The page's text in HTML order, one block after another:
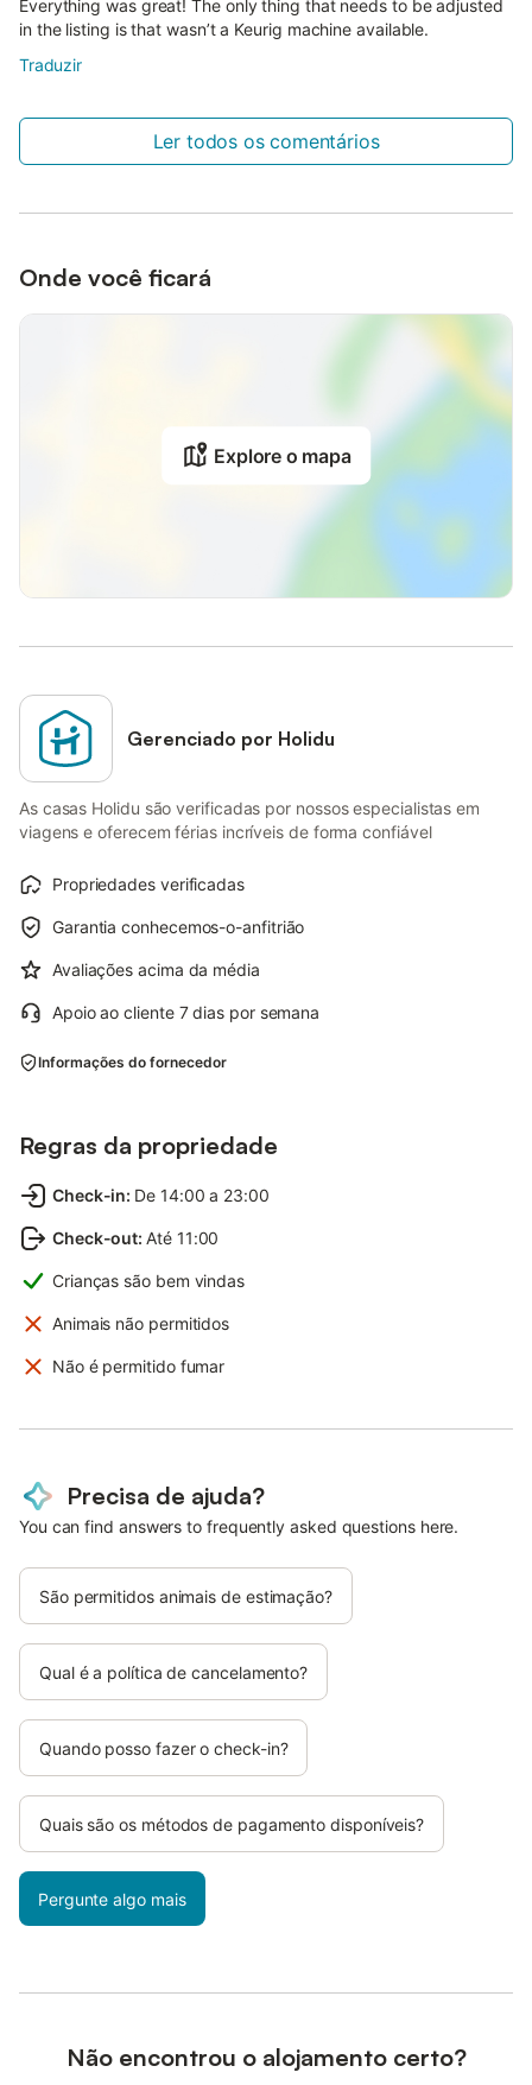
Everything was great! The only thing that needs to be adjusted
in the listing is that wasn’t a Keurig machine available.
Traduzir
Ler todos os comentários
Onde você ficará
Explore o mapa
Gerenciado por Holidu
As casas Holidu são verificadas por nossos especialistas em
viagens e oferecem férias incríveis de forma confiável
Propriedades verificadas
Garantia conhecemos-o-anfitrião
Avaliações acima da média
Apoio ao cliente 7 dias por semana
Informações do fornecedor
Regras da propriedade
Check-in: De 14:00 a 23:00
Check-out: Até 11:00
Crianças são bem vindas
Animais não permitidos
Não é permitido fumar
Precisa de ajuda?
You can find answers to frequently asked questions here.
São permitidos animais de estimação?
Qual é a política de cancelamento?
Quando posso fazer o check-in?
Quais são os métodos de pagamento disponíveis?
Pergunte algo mais
Não encontrou o alojamento certo?